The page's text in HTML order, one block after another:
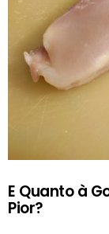
E Quanto à
Pior?